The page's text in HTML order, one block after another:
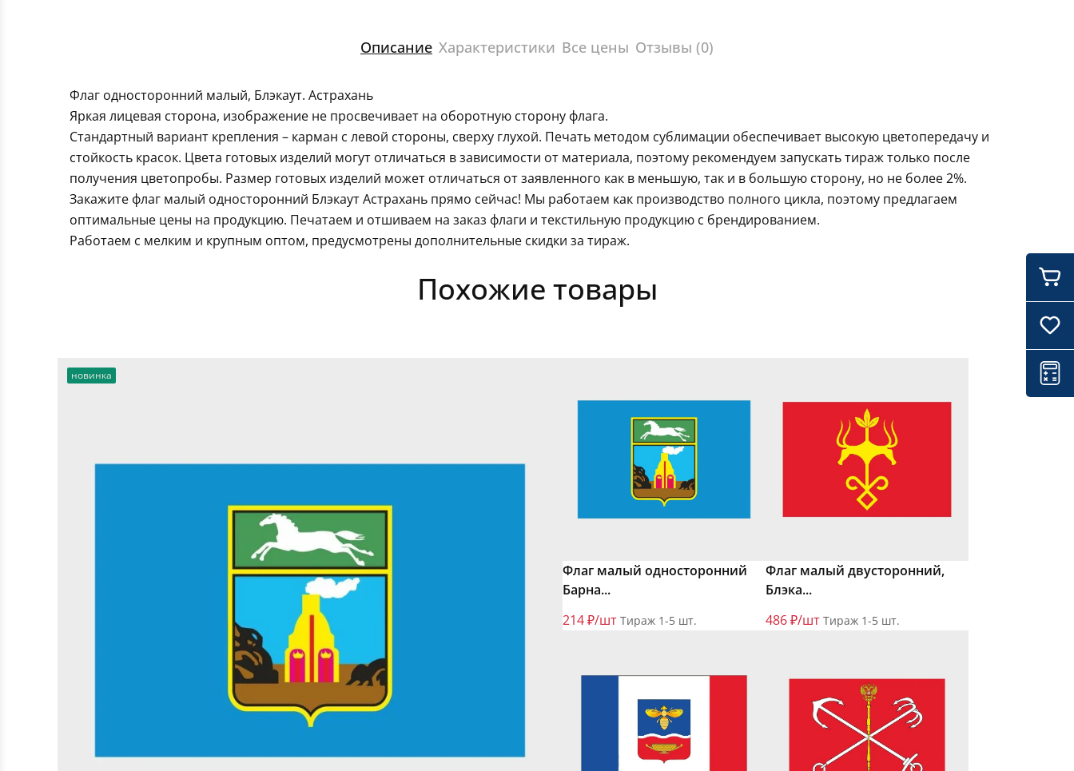
Описание Характеристики Все цены Отзывы (0)
Флаг односторонний малый, Блэкаут. Астрахань
Яркая лицевая сторона, изображение не просвечивает на оборотную сторону флага.
Стандартный вариант крепления – карман с левой стороны, сверху глухой. Печать методом сублимации обеспечивает высокую цветопередачу и
стойкость красок. Цвета готовых изделий могут отличаться в зависимости от материала, поэтому рекомендуем запускать тираж только после
получения цветопробы. Размер готовых изделий может отличаться от заявленного как в меньшую, так и в большую сторону, но не более 2%.
Закажите флаг малый односторонний Блэкаут Астрахань прямо сейчас! Мы работаем как производство полного цикла, поэтому предлагаем
оптимальные цены на продукцию. Печатаем и отшиваем на заказ флаги и текстильную продукцию с брендированием.
Работаем с мелким и крупным оптом, предусмотрены дополнительные скидки за тираж.
Похожие товары
новинка
Флаг малый односторонний
Барна...
214 ₽/шт Тираж 1-5 шт.
Флаг малый двусторонний,
Блэка...
486 ₽/шт Тираж 1-5 шт.